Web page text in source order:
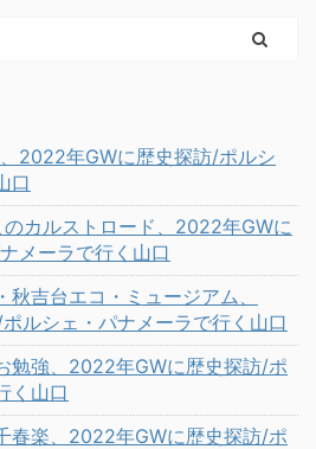
2022年GWに歴史探訪/ポルシ
口
カルストロード、2022年GWに
メーラで行く山口
吉台エコ・ミュージアム、
ルシェ・パナメーラで行く山口
勉強、2022年GWに歴史探訪/ポ
く山口
春楽、2022年GWに歴史探訪/ポ